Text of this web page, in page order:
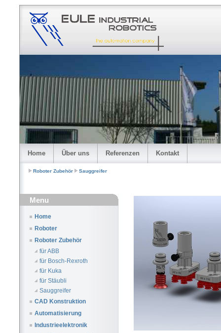
Home Über uns Referenzen Kontakt
Roboter Zubehör Sauggreifer
Menu
Home
Roboter
Roboter Zubehör
für ABB
für Bosch-Rexroth
für Kuka
für Stäubli
Sauggreifer
CAD Konstruktion
Automatisierung
Industrieelektronik